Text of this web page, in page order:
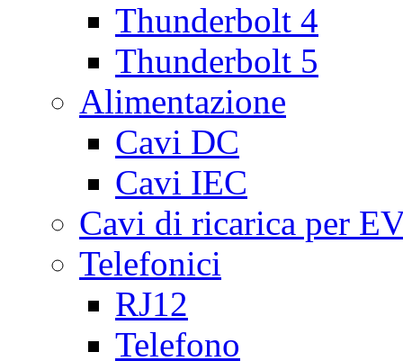
Thunderbolt 4
Thunderbolt 5
Alimentazione
Cavi DC
Cavi IEC
Cavi di ricarica per
Telefonici
RJ12
Telefono